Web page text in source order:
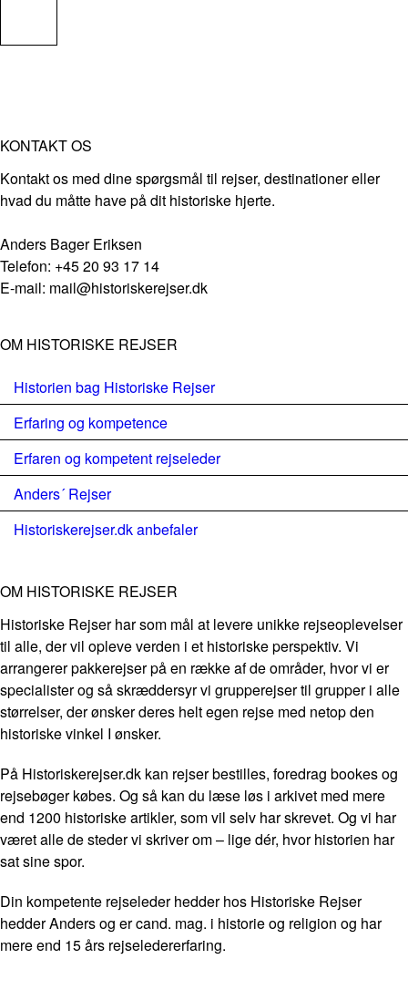
KONTAKT OS
Kontakt os med dine spørgsmål til rejser, destinationer eller
hvad du måtte have på dit historiske hjerte.
Anders Bager Eriksen
Telefon: +45 20 93 17 14
E-mail: mail@historiskerejser.dk
OM HISTORISKE REJSER
Historien bag Historiske Rejser
Erfaring og kompetence
Erfaren og kompetent rejseleder
Anders´ Rejser
Historiskerejser.dk anbefaler
OM HISTORISKE REJSER
Historiske Rejser har som mål at levere unikke rejseoplevelser
til alle, der vil opleve verden i et historiske perspektiv. Vi
arrangerer pakkerejser på en række af de områder, hvor vi er
specialister og så skræddersyr vi grupperejser til grupper i alle
størrelser, der ønsker deres helt egen rejse med netop den
historiske vinkel I ønsker.
På Historiskerejser.dk kan rejser bestilles, foredrag bookes og
rejsebøger købes. Og så kan du læse løs i arkivet med mere
end 1200 historiske artikler, som vil selv har skrevet. Og vi har
været alle de steder vi skriver om – lige dér, hvor historien har
sat sine spor.
Din kompetente rejseleder hedder hos Historiske Rejser
hedder Anders og er cand. mag. i historie og religion og har
mere end 15 års rejseledererfaring.